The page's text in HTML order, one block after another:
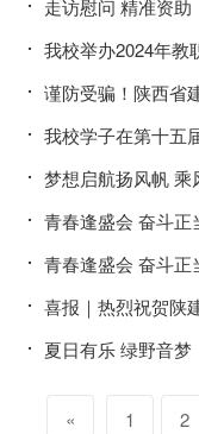
走访慰问 精准资助｜陕西省建筑职
我校举办2024年教
谨防受骗！陕西省
我校学子在第十五届全国高等院
梦想启航扬风帆 乘风破浪展
青春逢盛会 奋斗正当时｜共青团
青春逢盛会 奋斗正当时｜共青团
喜报｜热烈祝贺陕建职大学子在2024一
夏日有乐 绿野音梦｜
« 1 2